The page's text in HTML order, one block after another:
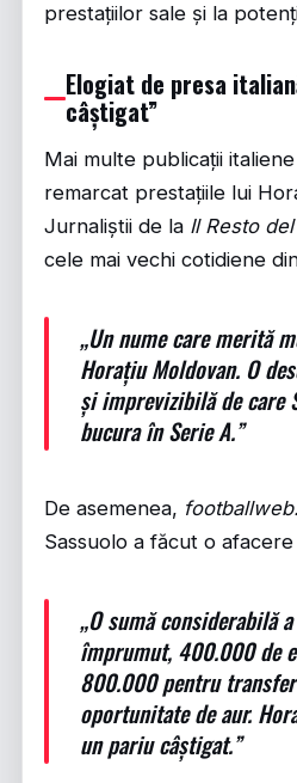
prestațiilor sale și la
Elogiat de presa
câștigat”
Mai multe publicații
remarcat prestațiile lui
Jurnaliștii de la Il Resto
cele mai vechi cotidiene
„Un nume care merită
Horațiu Moldovan. O
și imprevizibilă de care
bucura în Serie A.”
De asemenea,
Sassuolo a făcut o
„O sumă considerabilă
împrumut, 400.000 de
800.000 pentru
oportunitate de aur.
un pariu câștigat.”